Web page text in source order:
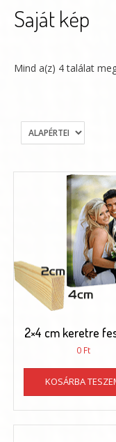
Saját kép
Mind a(z) 4 találat
2×4 cm keretre
0 Ft
KOSÁRBA